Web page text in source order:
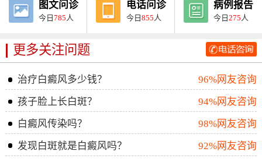
图文问诊
今日785 人
电话问诊
今日855 人
病例报告
今日275 人
更多关注问题
治疗白癜风多少钱？
96%网友咨询
孩子脸上长白斑？
94%网友咨询
白癜风传染吗？
98%网友咨询
发现白斑就是白癜风吗？
92%网友咨询